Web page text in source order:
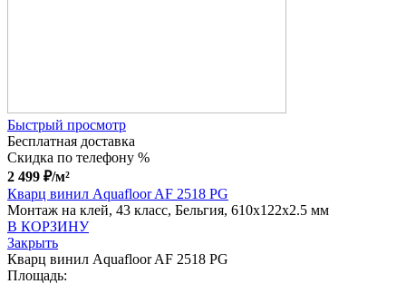
Быстрый просмотр
Бесплатная доставка
Скидка по телефону %
2 499 ₽/м²
Кварц винил Aquafloor AF 2518 PG
Монтаж на клей, 43 класс, Бельгия, 610x122x2.5 мм
В КОРЗИНУ
Закрыть
Кварц винил Aquafloor AF 2518 PG
Площадь: